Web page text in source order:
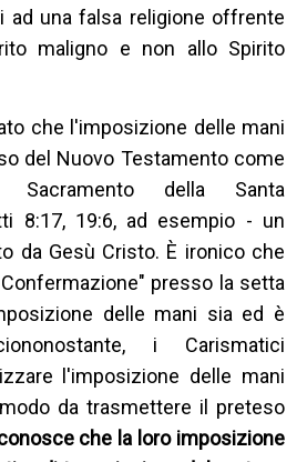
ad una falsa religione offrente
maligno e non allo Spirito
che l'imposizione delle mani
del Nuovo Testamento come
della Santa
8:17, 19:6, ad esempio - un
da Gesù Cristo. È ironico che
presso la setta
delle mani sia ed è
i Carismatici
l'imposizione delle mani
da trasmettere il preteso
che la loro imposizione